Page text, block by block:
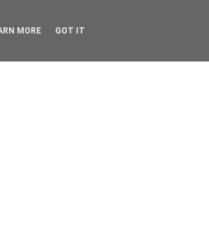
MORE GOT IT